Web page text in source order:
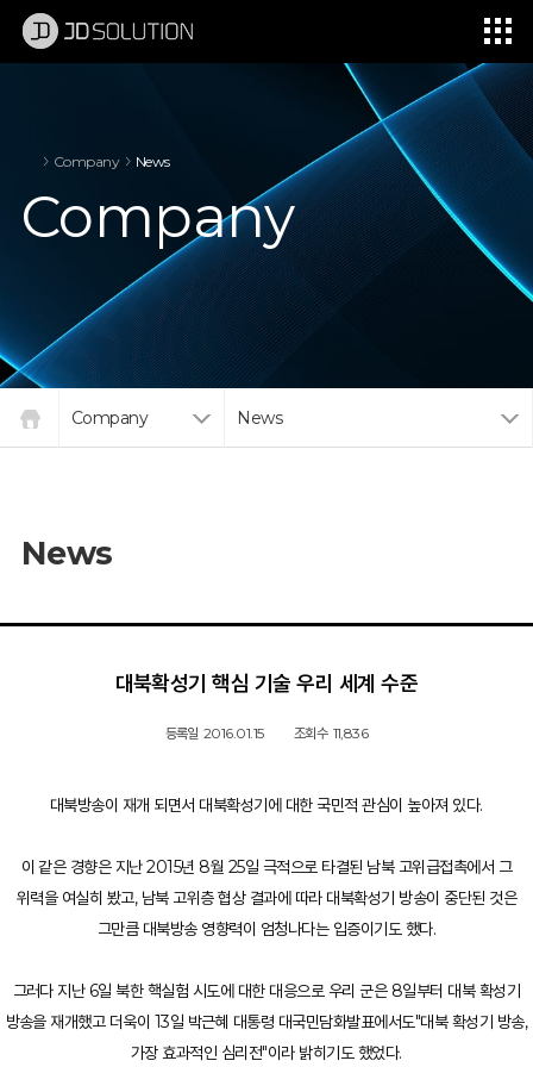
Company News
Company
Company News
News
대북확성기 핵심 기술 우리 세계 수준
등록일 2016.01.15 조회수 11,836
대북방송이 재개 되면서 대북확성기에 대한 국민적 관심이 높아져 있다.
이 같은 경향은 지난 2015년 8월 25일 극적으로 타결된 남북 고위급접촉에서 그
위력을 여실히 봤고, 남북 고위층 협상 결과에 따라 대북확성기 방송이 중단된 것은
그만큼 대북방송 영향력이 엄청나다는 입증이기도 했다.
그러다 지난 6일 북한 핵실험 시도에 대한 대응으로 우리 군은 8일부터 대북 확성기
방송을 재개했고 더욱이 13일 박근혜 대통령 대국민담화발표에서도"대북 확성기 방송,
가장 효과적인 심리전"이라 밝히기도 했었다.